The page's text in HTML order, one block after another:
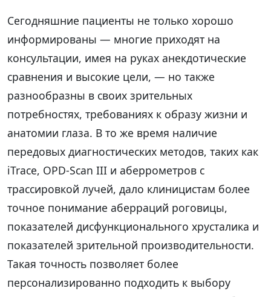
Сегодняшние пациенты не только хорошо
информированы — многие приходят на
консультации, имея на руках анекдотические
сравнения и высокие цели, — но также
разнообразны в своих зрительных
потребностях, требованиях к образу жизни и
анатомии глаза. В то же время наличие
передовых диагностических методов, таких как
iTrace, OPD-Scan III и аберрометров с
трассировкой лучей, дало клиницистам более
точное понимание аберраций роговицы,
показателей дисфункционального хрусталика и
показателей зрительной производительности.
Такая точность позволяет более
персонализированно подходить к выбору